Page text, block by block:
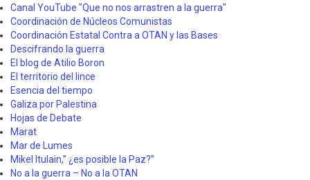
Canal YouTube "Que no nos arrastren a la guerra"
Coordinación de Núcleos Comunistas
Coordinación Estatal Contra a OTAN y las Bases
Descifrando la guerra
El blog de Atilio Boron
El territorio del lince
Esencia del tiempo
Galiza por Palestina
Hojas de Debate
Marat
Mar de Lumes
Mikel Itulain,” ¿es posible la Paz?”
No a la guerra – No a la OTAN